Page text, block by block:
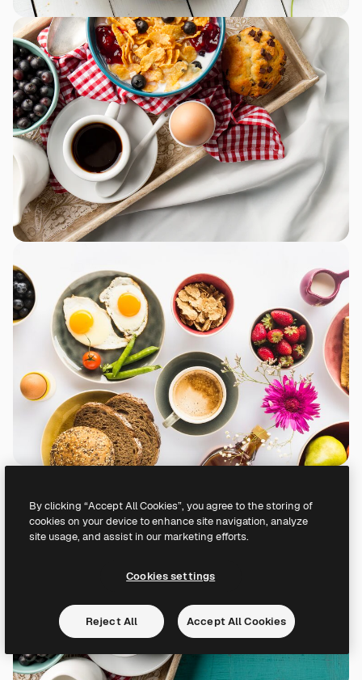
By clicking “Accept All Cookies”, you agree to the storing of
cookies on your device to enhance site navigation, analyze
site usage, and assist in our marketing efforts.
Cookies settings
Reject All Accept All Cookies